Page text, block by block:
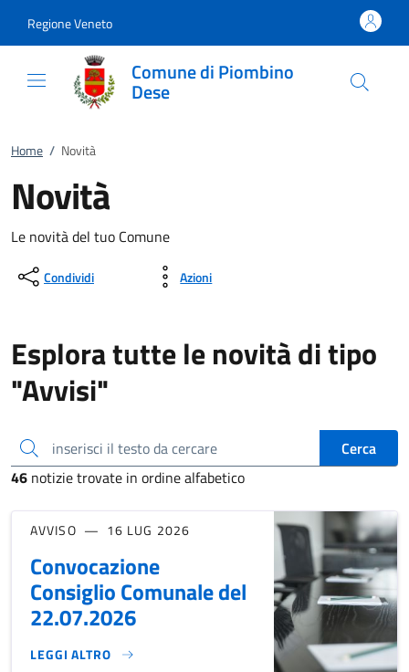
Regione Veneto
Comune di Piombino
Dese
Home / Novità
Novità
Le novità del tuo Comune
Condividi Azioni
Esplora tutte le novità di tipo
"Avvisi"
inserisci il testo da cercare
Cerca
46 notizie trovate in ordine alfabetico
AVVISO 16 LUG 2026
Convocazione
Consiglio Comunale del
22.07.2026
LEGGI ALTRO
CONVOCAZIONE CONSIGLIO COMUNALE DEL 22.07.2026}